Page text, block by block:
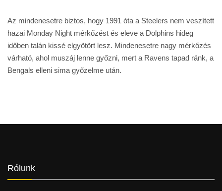
Az mindenesetre biztos, hogy 1991 óta a Steelers nem veszített
hazai Monday Night mérkőzést és eleve a Dolphins hideg
időben talán kissé elgyötört lesz. Mindenesetre nagy mérkőzés
várható, ahol muszáj lenne győzni, mert a Ravens tapad ránk, a
Bengals elleni sima győzelme után.
Rólunk